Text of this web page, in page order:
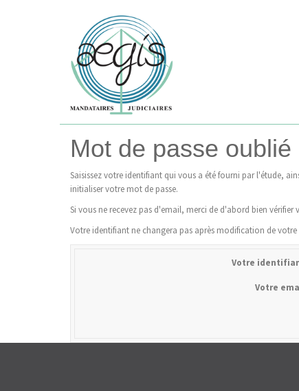
Mot de passe oublié
Saisissez votre identifiant qui vous a été fourni par l'étude,
initialiser votre mot de passe.
Si vous ne recevez pas d'email, merci de d'abord bien
Votre identifiant ne changera pas après modification de votre
Votre
Votre